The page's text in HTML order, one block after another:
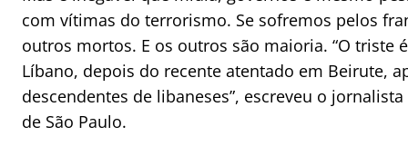
com vítimas do terrorismo. Se sofremos pelos
outros mortos. E os outros são maioria. “O triste
Líbano, depois do recente atentado em Beirute,
descendentes de libaneses”, escreveu o
de São Paulo.